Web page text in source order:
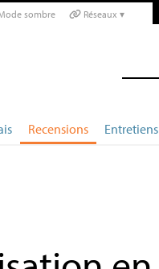
sombre Réseaux ▾
Recensions Entretiens